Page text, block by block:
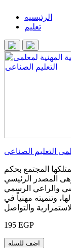
الرئيسيه
تعليم
التعليم الصناعى
المجتمع بحكم
المصدر الرئيسي
والراعي الرسمي
وتنميته مهنياً في
والتواصل
195 EGP
اضف للسله